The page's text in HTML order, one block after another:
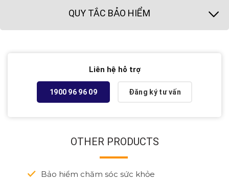
QUY TẮC BẢO HIỂM
Liên hệ hỗ trợ
1900 96 96 09 Đăng ký tư vấn
OTHER PRODUCTS
Bảo hiểm chăm sóc sức khỏe